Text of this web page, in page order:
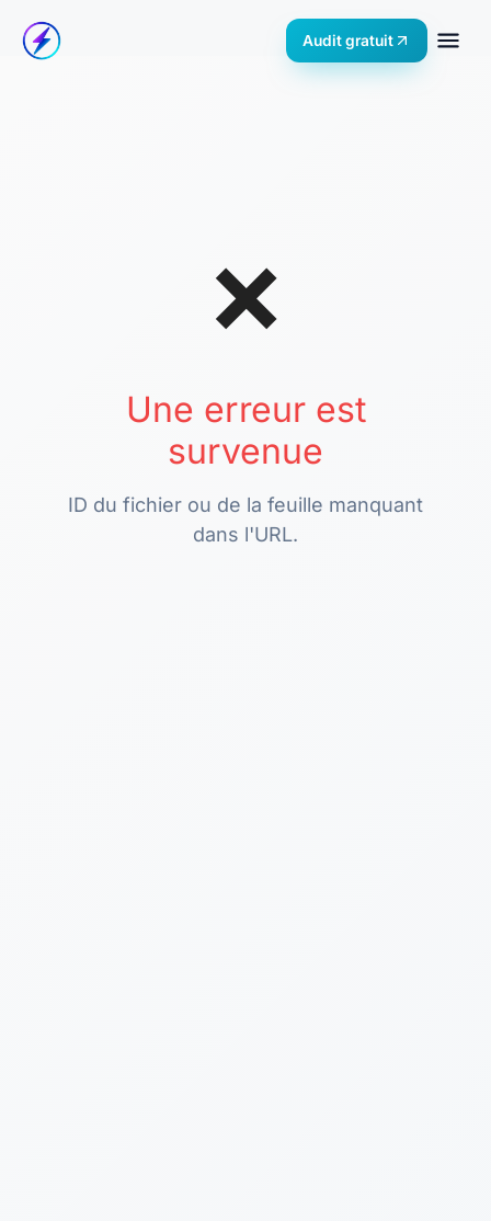
Audit gratuit
❌
Une erreur est
survenue
ID du fichier ou de la feuille manquant
dans l'URL.